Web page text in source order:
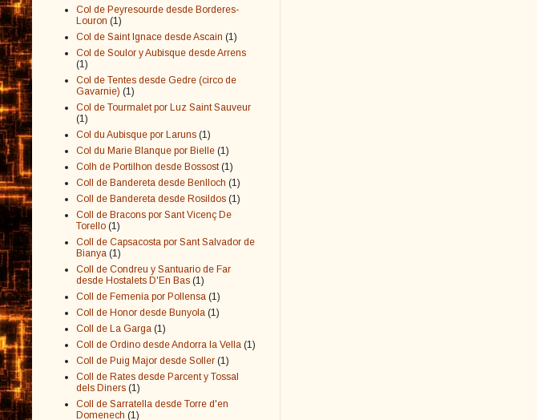
Col de Peyresourde desde Borderes-
Louron (1)
Col de Saint Ignace desde Ascain (1)
Col de Soulor y Aubisque desde Arrens
(1)
Col de Tentes desde Gedre (circo de
Gavarnie) (1)
Col de Tourmalet por Luz Saint Sauveur
(1)
Col du Aubisque por Laruns (1)
Col du Marie Blanque por Bielle (1)
Colh de Portilhon desde Bossost (1)
Coll de Bandereta desde Benlloch (1)
Coll de Bandereta desde Rosildos (1)
Coll de Bracons por Sant Vicenç De
Torello (1)
Coll de Capsacosta por Sant Salvador de
Bianya (1)
Coll de Condreu y Santuario de Far
desde Hostalets D'En Bas (1)
Coll de Femenía por Pollensa (1)
Coll de Honor desde Bunyola (1)
Coll de La Garga (1)
Coll de Ordino desde Andorra la Vella (1)
Coll de Puig Major desde Soller (1)
Coll de Rates desde Parcent y Tossal
dels Diners (1)
Coll de Sarratella desde Torre d'en
Domenech (1)